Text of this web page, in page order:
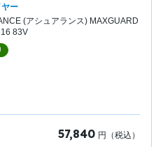
ー
(アシュアランス) MAXGUARD
83V
57,840 円（税込）